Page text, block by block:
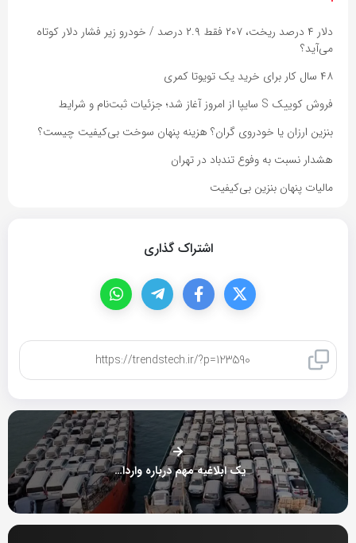
دلار ۴ درصد ریخت، ۲۰۷ فقط ۲.۹ درصد / خودرو زیر فشار دلار کوتاه
می‌آید؟
۴۸ سال کار برای خرید یک تویوتا کمری
فروش کوییک S سایپا از امروز آغاز شد؛ جزئیات ثبت‌نام و شرایط
بنزین ارزان یا خودروی گران؟ هزینه پنهان سوخت بی‌کیفیت چیست؟
هشدار نسبت به وفوع تندباد در تهران
مالیات پنهان بنزین بی‌کیفیت
اشتراک گذاری
یک ابلاغیه مهم درباره واردات خودرو